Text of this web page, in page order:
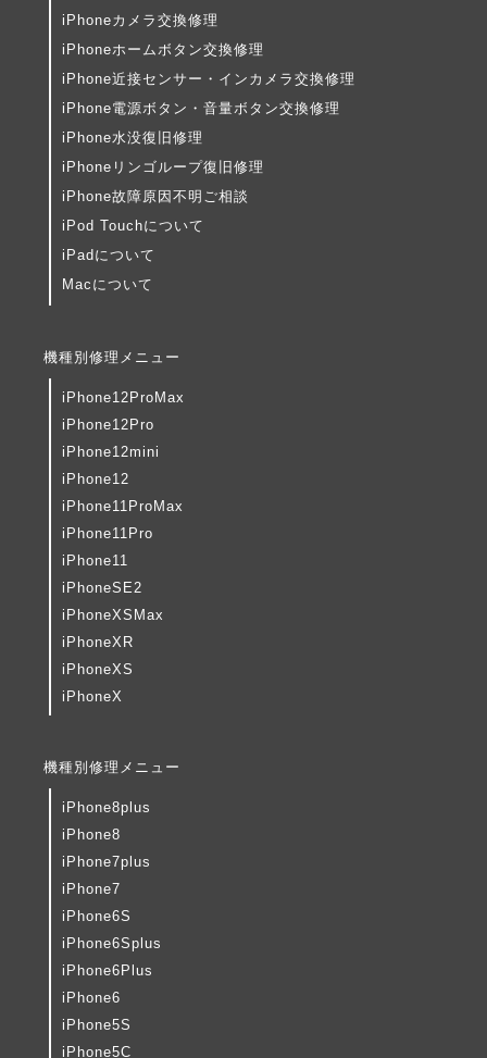
iPhoneカメラ交換修理
iPhoneホームボタン交換修理
iPhone近接センサー・インカメラ交換修理
iPhone電源ボタン・音量ボタン交換修理
iPhone水没復旧修理
iPhoneリンゴループ復旧修理
iPhone故障原因不明ご相談
iPod Touchについて
iPadについて
Macについて
機種別修理メニュー
iPhone12ProMax
iPhone12Pro
iPhone12mini
iPhone12
iPhone11ProMax
iPhone11Pro
iPhone11
iPhoneSE2
iPhoneXSMax
iPhoneXR
iPhoneXS
iPhoneX
機種別修理メニュー
iPhone8plus
iPhone8
iPhone7plus
iPhone7
iPhone6S
iPhone6Splus
iPhone6Plus
iPhone6
iPhone5S
iPhone5C